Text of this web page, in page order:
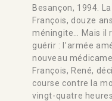
Besançon, 1994.
François, douze
méningite… Mais il
guérir : l’armée
nouveau
François, René,
course contre la
vingt-quatre